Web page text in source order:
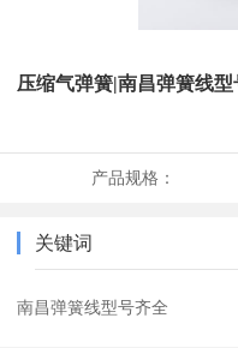
压缩气弹簧|南昌弹簧线
产品规格：
关键词
南昌弹簧线型号齐全